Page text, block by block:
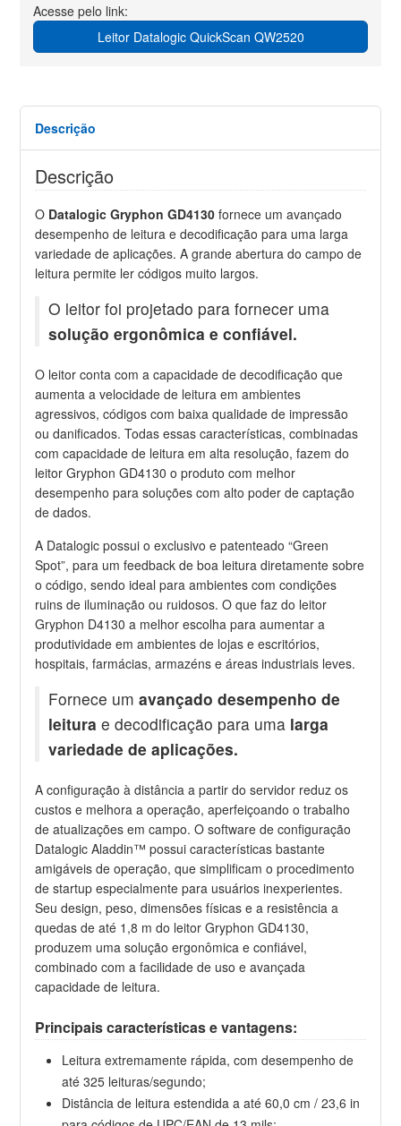
Acesse pelo link:
Leitor Datalogic QuickScan QW2520
Descrição
Descrição
O Datalogic Gryphon GD4130 fornece um avançado
desempenho de leitura e decodificação para uma larga
variedade de aplicações. A grande abertura do campo de
leitura permite ler códigos muito largos.
O leitor foi projetado para fornecer uma
solução ergonômica e confiável.
O leitor conta com a capacidade de decodificação que
aumenta a velocidade de leitura em ambientes
agressivos, códigos com baixa qualidade de impressão
ou danificados. Todas essas características, combinadas
com capacidade de leitura em alta resolução, fazem do
leitor Gryphon GD4130 o produto com melhor
desempenho para soluções com alto poder de captação
de dados.
A Datalogic possui o exclusivo e patenteado “Green
Spot”, para um feedback de boa leitura diretamente sobre
o código, sendo ideal para ambientes com condições
ruins de iluminação ou ruidosos. O que faz do leitor
Gryphon D4130 a melhor escolha para aumentar a
produtividade em ambientes de lojas e escritórios,
hospitais, farmácias, armazéns e áreas industriais leves.
Fornece umavançado desempenho de
leitura e decodificação para uma larga
variedade de aplicações.
A configuração à distância a partir do servidor reduz os
custos e melhora a operação, aperfeiçoando o trabalho
de atualizações em campo. O software de configuração
Datalogic Aladdin™ possui características bastante
amigáveis de operação, que simplificam o procedimento
de startup especialmente para usuários inexperientes.
Seu design, peso, dimensões físicas e a resistência a
quedas de até 1,8 m do leitor Gryphon GD4130,
produzem uma solução ergonômica e confiável,
combinado com a facilidade de uso e avançada
capacidade de leitura.
Principais características e vantagens:
Leitura extremamente rápida, com desempenho de
até 325 leituras/segundo;
Distância de leitura estendida a até 60,0 cm / 23,6 in